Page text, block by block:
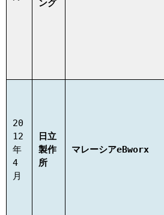
ング
20
12
年
4
月
日立
製作
所
マレーシアeBworx